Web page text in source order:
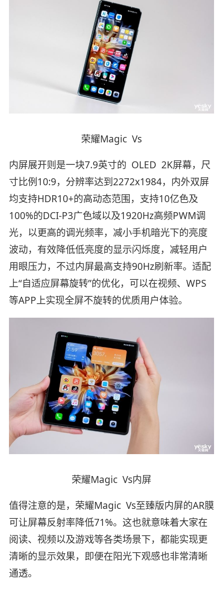
荣耀Magic Vs
内屏展开则是一块7.9英寸的 OLED 2K屏幕，尺
寸比例10:9，分辨率达到2272x1984，内外双屏
均支持HDR10+的高动态范围，支持10亿色及
100%的DCI-P3广色域以及1920Hz高频PWM调
光，以更高的调光频率，减小手机暗光下的亮度
波动，有效降低低亮度的显示闪烁度，减轻用户
用眼压力，不过内屏最高支持90Hz刷新率。适配
上“自适应屏幕旋转”的优化，可以在视频、WPS
等APP上实现全屏不旋转的优质用户体验。
荣耀Magic Vs内屏
值得注意的是，荣耀Magic Vs至臻版内屏的AR膜
可让屏幕反射率降低71%。这也就意味着大家在
阅读、视频以及游戏等各类场景下，都能实现更
清晰的显示效果，即便在阳光下观感也非常清晰
通透。